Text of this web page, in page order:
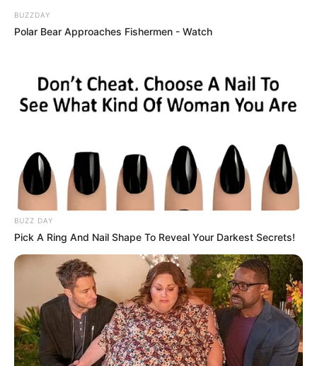
0 36
Like this post? Please share to your friends:
BUZZDAY
Polar Bear Approaches Fishermen - Watch
BUZZ DAY
Pick A Ring And Nail Shape To Reveal Your Darkest Secrets!